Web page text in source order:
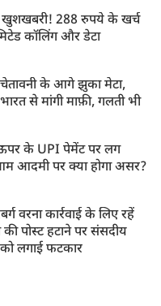
खुशखबरी! 288 रुपये के खर्च
कॉलिंग और डेटा
चेतावनी के आगे झुका मेटा,
से मांगी माफ़ी, गलती भी
के UPI पेमेंट पर लग
आदमी पर क्या होगा असर?
वरना कार्रवाई के लिए रहें
की पोस्ट हटाने पर संसदीय
लगाई फटकार